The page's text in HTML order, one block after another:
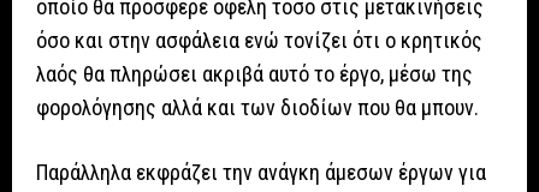
οποίο θα πρόσφερε οφέλη τόσο στις μετακινήσεις
όσο και στην ασφάλεια ενώ τονίζει ότι ο κρητικός
λαός θα πληρώσει ακριβά αυτό το έργο, μέσω της
φορολόγησης αλλά και των διοδίων που θα μπουν.
Παράλληλα εκφράζει την ανάγκη άμεσων έργων για